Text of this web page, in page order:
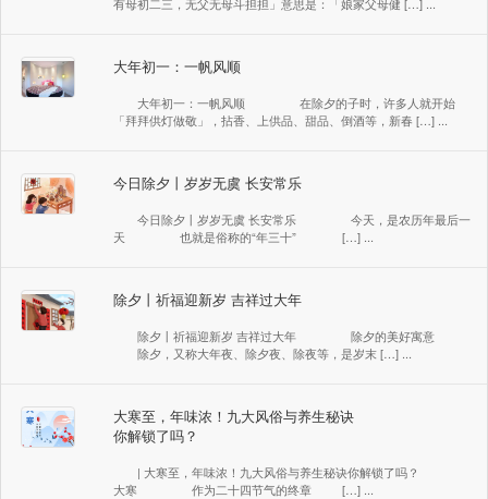
大年初一：一帆风顺
大年初一：一帆风顺 在除夕的子时，许多人就开始
「拜拜供灯做敬」，拈香、上供品、甜品、倒酒等，新春 […] ...
今日除夕丨岁岁无虞 长安常乐
今日除夕丨岁岁无虞 长安常乐 今天，是农历年最后一
天 也就是俗称的“年三十” […] ...
除夕丨祈福迎新岁 吉祥过大年
除夕丨祈福迎新岁 吉祥过大年 除夕的美好寓意
除夕，又称大年夜、除夕夜、除夜等，是岁末 […] ...
大寒至，年味浓！九大风俗与养生秘诀
你解锁了吗？
| 大寒至，年味浓！九大风俗与养生秘诀你解锁了吗？
大寒 作为二十四节气的终章 […] ...